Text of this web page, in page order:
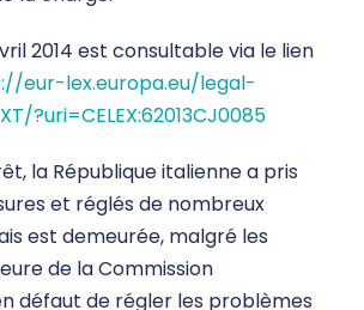
2014 est consultable via le lien
eur-lex.europa.eu/legal-
?uri=CELEX:62013CJ0085
la République italienne a pris
et réglés de nombreux
est demeurée, malgré les
de la Commission
défaut de régler les problèmes